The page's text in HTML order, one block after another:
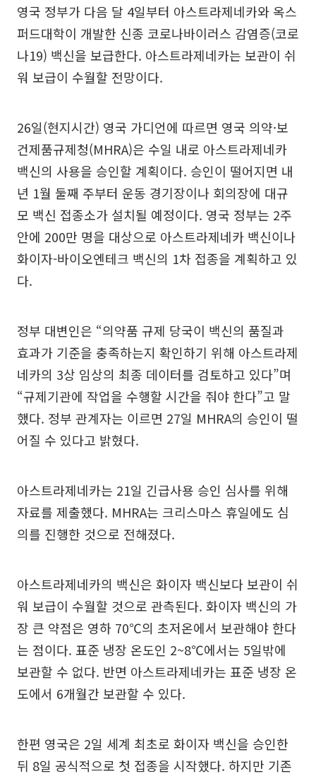
영국 정부가 다음 달 4일부터 아스트라제네카와 옥스
퍼드대학이 개발한 신종 코로나바이러스 감염증(코로
나19) 백신을 보급한다. 아스트라제네카는 보관이 쉬
워 보급이 수월할 전망이다.
26일(현지시간) 영국 가디언에 따르면 영국 의약·보
건제품규제청(MHRA)은 수일 내로 아스트라제네카
백신의 사용을 승인할 계획이다. 승인이 떨어지면 내
년 1월 둘째 주부터 운동 경기장이나 회의장에 대규
모 백신 접종소가 설치될 예정이다. 영국 정부는 2주
안에 200만 명을 대상으로 아스트라제네카 백신이나
화이자-바이오엔테크 백신의 1차 접종을 계획하고 있
다.
정부 대변인은 “의약품 규제 당국이 백신의 품질과
효과가 기준을 충족하는지 확인하기 위해 아스트라제
네카의 3상 임상의 최종 데이터를 검토하고 있다”며
“규제기관에 작업을 수행할 시간을 줘야 한다”고 말
했다. 정부 관계자는 이르면 27일 MHRA의 승인이 떨
어질 수 있다고 밝혔다.
아스트라제네카는 21일 긴급사용 승인 심사를 위해
자료를 제출했다. MHRA는 크리스마스 휴일에도 심
의를 진행한 것으로 전해졌다.
아스트라제네카의 백신은 화이자 백신보다 보관이 쉬
워 보급이 수월할 것으로 관측된다. 화이자 백신의 가
장 큰 약점은 영하 70℃의 초저온에서 보관해야 한다
는 점이다. 표준 냉장 온도인 2~8℃에서는 5일밖에
보관할 수 없다. 반면 아스트라제네카는 표준 냉장 온
도에서 6개월간 보관할 수 있다.
한편 영국은 2일 세계 최초로 화이자 백신을 승인한
뒤 8일 공식적으로 첫 접종을 시작했다. 하지만 기존